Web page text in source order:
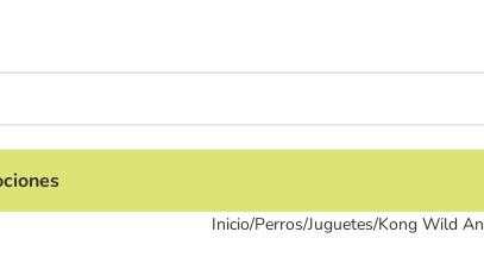
Inicio Perros Juguetes Kong Wild